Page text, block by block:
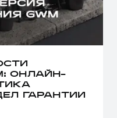
ОНЛАЙН-
ГАРАНТИИ